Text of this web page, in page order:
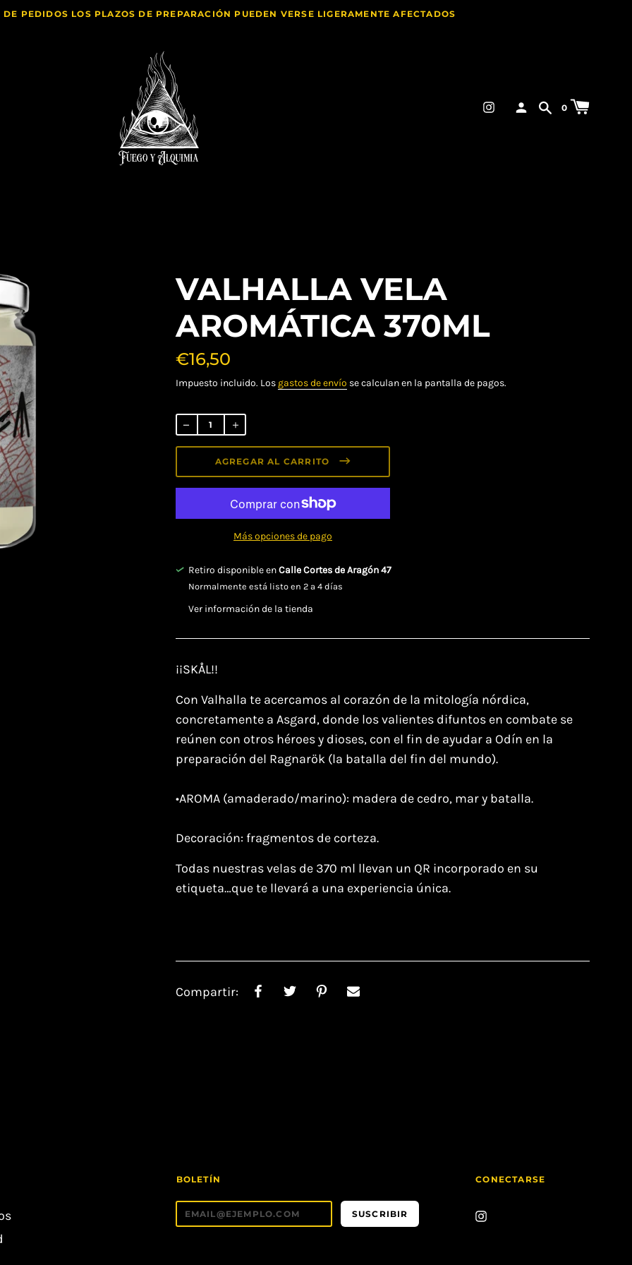
PEDIDOS LOS PLAZOS DE PREPARACIÓN PUEDEN VERSE LIGERAMENTE AFECTADOS
0
VALHALLA VELA
AROMÁTICA 370ML
€16,50
Impuesto incluido. Los gastos de envío se calculan en la pantalla de pagos.
habitual
AGREGAR AL CARRITO
Más opciones de pago
Retiro disponible enCalle Cortes de Aragón 47
Normalmente está listo en 2 a 4 días
Ver información de la tienda
¡¡SKÅL!!
Con Valhalla te acercamos al corazón de la mitología nórdica,
concretamente a Asgard, donde los valientes difuntos en combate se
reúnen con otros héroes y dioses, con el fin de ayudar a Odín en la
preparación del Ragnarök (la batalla del fin del mundo).⁣
•AROMA (amaderado/marino): madera de cedro, mar y batalla.
Decoración: fragmentos de corteza.
Todas nuestras velas de 370 ml llevan un QR incorporado en su
etiqueta…que te llevará a una experiencia única.
Compartir:
BOLETÍN
SUSCRIBIR
CONECTARSE